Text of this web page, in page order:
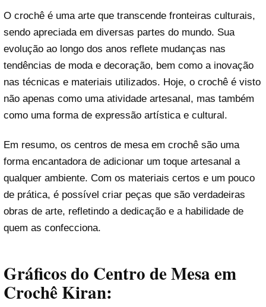
O crochê é uma arte que transcende fronteiras culturais,
sendo apreciada em diversas partes do mundo. Sua
evolução ao longo dos anos reflete mudanças nas
tendências de moda e decoração, bem como a inovação
nas técnicas e materiais utilizados. Hoje, o crochê é visto
não apenas como uma atividade artesanal, mas também
como uma forma de expressão artística e cultural.
Em resumo, os centros de mesa em crochê são uma
forma encantadora de adicionar um toque artesanal a
qualquer ambiente. Com os materiais certos e um pouco
de prática, é possível criar peças que são verdadeiras
obras de arte, refletindo a dedicação e a habilidade de
quem as confecciona.
Gráficos do Centro de Mesa em
Crochê Kiran: